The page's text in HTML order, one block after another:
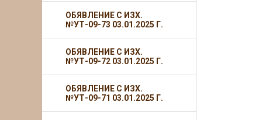
ОБЯВЛЕНИЕ С ИЗХ.
№УТ-09-73 03.01.2025 Г.
ОБЯВЛЕНИЕ С ИЗХ.
№УТ-09-72 03.01.2025 Г.
ОБЯВЛЕНИЕ С ИЗХ.
№УТ-09-71 03.01.2025 Г.